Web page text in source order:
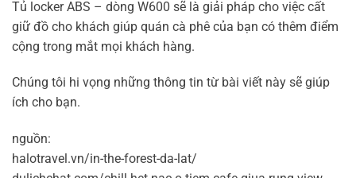
Tủ locker ABS – dòng W600 sẽ là giải pháp cho việc cất
giữ đồ cho khách giúp quán cà phê của bạn có thêm điểm
cộng trong mắt mọi khách hàng.
Chúng tôi hi vọng những thông tin từ bài viết này sẽ giúp
ích cho bạn.
nguồn:
halotravel.vn/in-the-forest-da-lat/